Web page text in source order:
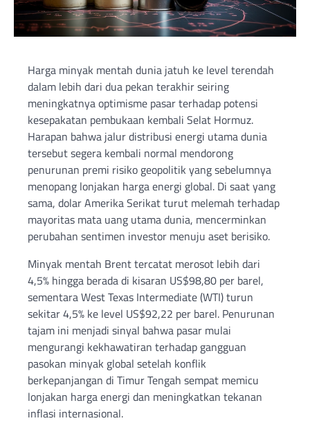
Harga minyak mentah dunia jatuh ke level terendah
dalam lebih dari dua pekan terakhir seiring
meningkatnya optimisme pasar terhadap potensi
kesepakatan pembukaan kembali Selat Hormuz.
Harapan bahwa jalur distribusi energi utama dunia
tersebut segera kembali normal mendorong
penurunan premi risiko geopolitik yang sebelumnya
menopang lonjakan harga energi global. Di saat yang
sama, dolar Amerika Serikat turut melemah terhadap
mayoritas mata uang utama dunia, mencerminkan
perubahan sentimen investor menuju aset berisiko.
Minyak mentah Brent tercatat merosot lebih dari
4,5% hingga berada di kisaran US$98,80 per barel,
sementara West Texas Intermediate (WTI) turun
sekitar 4,5% ke level US$92,22 per barel. Penurunan
tajam ini menjadi sinyal bahwa pasar mulai
mengurangi kekhawatiran terhadap gangguan
pasokan minyak global setelah konflik
berkepanjangan di Timur Tengah sempat memicu
lonjakan harga energi dan meningkatkan tekanan
inflasi internasional.